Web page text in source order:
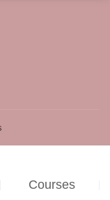
Courses